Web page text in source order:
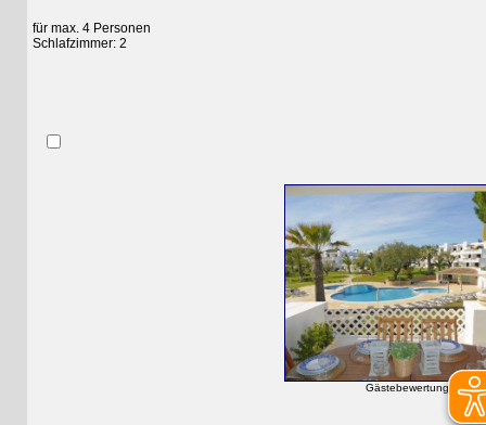
für max. 4 Personen
Schlafzimmer: 2
Gästebewertung (0)